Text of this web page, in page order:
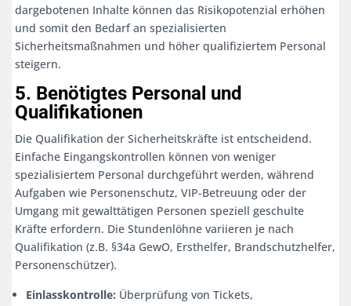
dargebotenen Inhalte können das Risikopotenzial erhöhen
und somit den Bedarf an spezialisierten
Sicherheitsmaßnahmen und höher qualifiziertem Personal
steigern.
5. Benötigtes Personal und
Qualifikationen
Die Qualifikation der Sicherheitskräfte ist entscheidend.
Einfache Eingangskontrollen können von weniger
spezialisiertem Personal durchgeführt werden, während
Aufgaben wie Personenschutz, VIP-Betreuung oder der
Umgang mit gewalttätigen Personen speziell geschulte
Kräfte erfordern. Die Stundenlöhne variieren je nach
Qualifikation (z.B. §34a GewO, Ersthelfer, Brandschutzhelfer,
Personenschützer).
Einlasskontrolle: Überprüfung von Tickets,